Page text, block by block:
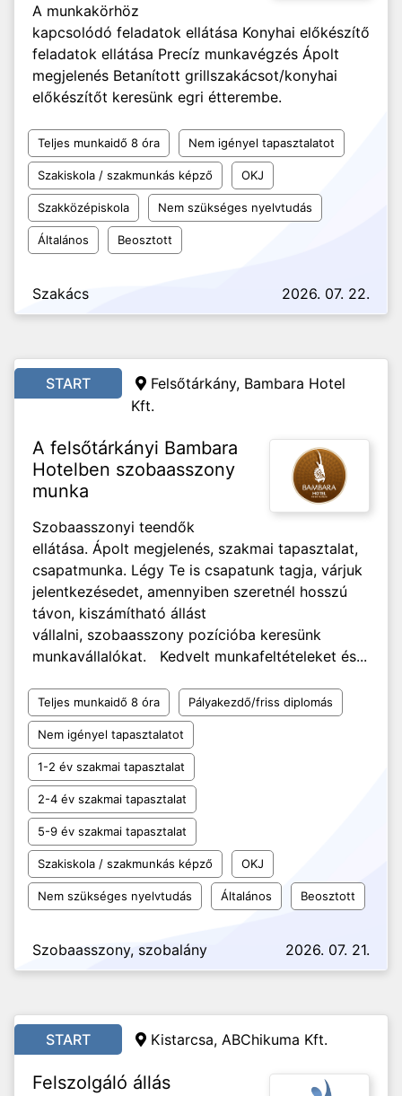
A munkakörhöz
kapcsolódó feladatok ellátása Konyhai előkészítő
feladatok ellátása Precíz munkavégzés Ápolt
megjelenés Betanított grillszakácsot/konyhai
előkészítőt keresünk egri étterembe.
Teljes munkaidő 8 óra Nem igényel tapasztalatot
Szakiskola / szakmunkás képző OKJ
Szakközépiskola Nem szükséges nyelvtudás
Általános Beosztott
Szakács 2026. 07. 22.
START
Felsőtárkány, Bambara Hotel
Kft.
A felsőtárkányi Bambara
Hotelben szobaasszony
munka
Szobaasszonyi teendők
ellátása. Ápolt megjelenés, szakmai tapasztalat,
csapatmunka. Légy Te is csapatunk tagja, várjuk
jelentkezésedet, amennyiben szeretnél hosszú
távon, kiszámítható állást
vállalni, szobaasszony pozícióba keresünk
munkavállalókat. Kedvelt munkafeltételeket és...
Teljes munkaidő 8 óra Pályakezdő/friss diplomás
Nem igényel tapasztalatot
1-2 év szakmai tapasztalat
2-4 év szakmai tapasztalat
5-9 év szakmai tapasztalat
Szakiskola / szakmunkás képző OKJ
Nem szükséges nyelvtudás Általános Beosztott
Szobaasszony, szobalány 2026. 07. 21.
START Kistarcsa, ABChikuma Kft.
Felszolgáló állás